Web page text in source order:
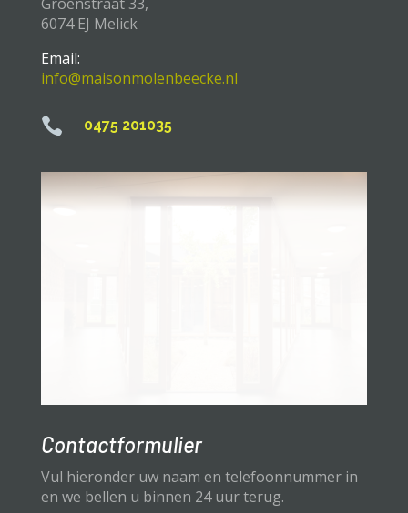
6074 EJ Melick
Email:
info@maisonmolenbeecke.nl
 0475 201035
Contactformulier
Vul hieronder uw naam en telefoonnummer in
en we bellen u binnen 24 uur terug.